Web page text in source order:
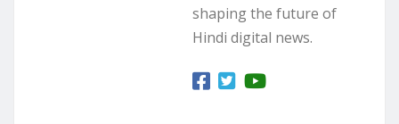
shaping the future of
Hindi digital news.